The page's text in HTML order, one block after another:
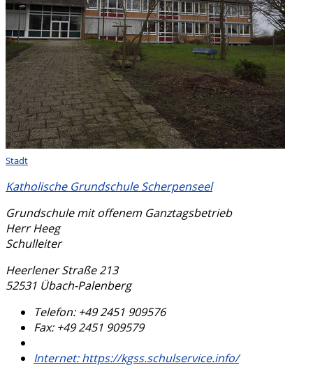
Stadt
Katholische Grundschule Scherpenseel
Grundschule mit offenem Ganztagsbetrieb
Herr Heeg
Schulleiter
Heerlener Straße 213
52531 Übach-Palenberg
Telefon: +49 2451 909576
Fax: +49 2451 909579
Internet:https://kgss.schulservice.info/